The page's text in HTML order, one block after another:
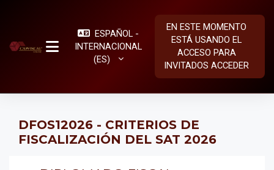
PANEL LATERAL
ESPAÑOL -
INTERNACIONAL
‎(ES)‎
EN ESTE MOMENTO
ESTÁ USANDO EL
ACCESO PARA
INVITADOSACCEDER
DFOS12026 - CRITERIOS DE
FISCALIZACIÓN DEL SAT 2026